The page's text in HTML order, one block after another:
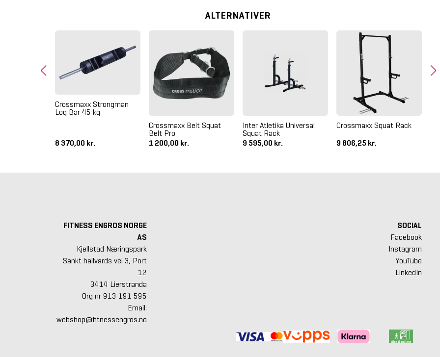
ALTERNATIVER
Crossmaxx Strongman
Log Bar 45 kg
8 370,00 kr.
Crossmaxx Belt Squat
Belt Pro
1 200,00 kr.
Inter Atletika Universal
Squat Rack
9 595,00 kr.
Crossmaxx Squat Rack
9 806,25 kr.
FITNESS ENGROS NORGE
AS
Kjellstad Næringspark
Sankt hallvards vei 3, Port
12
3414 Lierstranda
Org nr 913 191 595
Email:
webshop@fitnessengros.no
SOCIAL
Facebook
Instagram
YouTube
LinkedIn